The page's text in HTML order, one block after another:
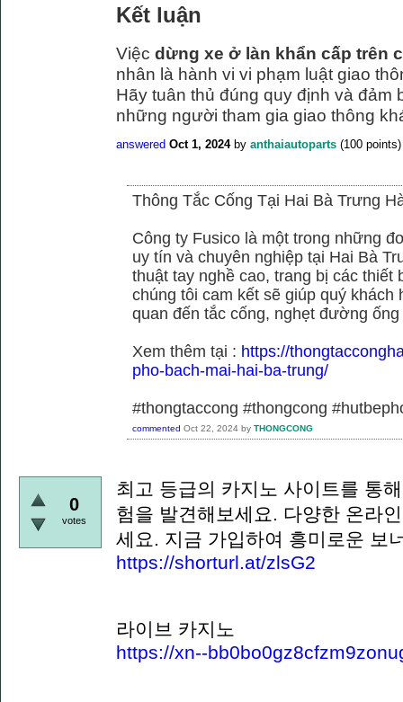
Kết luận
Việc dừng xe ở làn khẩn cấp trên
nhân là hành vi vi phạm luật giao
Hãy tuân thủ đúng quy định và
những người tham gia giao thông
answered Oct 1, 2024 by anthaiautoparts (100 points)
Thông Tắc Cống Tại Hai Bà Trưng
Công ty Fusico là một trong những
uy tín và chuyên nghiệp tại Hai Bà
thuật tay nghề cao, trang bị các thiết
chúng tôi cam kết sẽ giúp quý
quan đến tắc cống, nghẹt đường
Xem thêm tại : https://
pho-bach-mai-hai-ba-trung/
#thongtaccong #thongcong
commented Oct 22, 2024 by THONGCONG
0
votes
최고 등급의 카지노 사이트를 통
험을 발견해보세요. 다양한 온라
세요. 지금 가입하여 흥미로운 보
https://shorturl.at/zlsG2
라이브 카지노
https://xn--